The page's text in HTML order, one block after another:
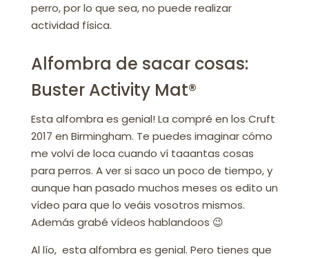
perro, por lo que sea, no puede realizar
actividad física.
Alfombra de sacar cosas:
Buster Activity Mat®
Esta alfombra es genial! La compré en los Cruft
2017 en Birmingham. Te puedes imaginar cómo
me volví de loca cuando ví taaantas cosas
para perros. A ver si saco un poco de tiempo, y
aunque han pasado muchos meses os edito un
vídeo para que lo veáis vosotros mismos.
Además grabé vídeos hablandoos 😉
Al lío, esta alfombra es genial. Pero tienes que